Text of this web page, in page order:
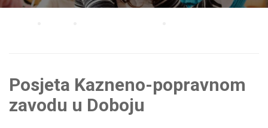
Posjeta Kazneno-popravnom
zavodu u Doboju